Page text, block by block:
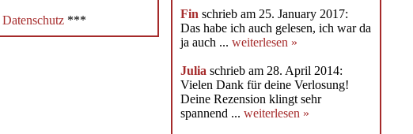
Datenschutz*** Finschrieb am 25. January 2017:
Das habe ich auch gelesen, ich war da
ja auch ...weiterlesen »
Julia schrieb am 28. April 2014:
Vielen Dank für deine Verlosung!
Deine Rezension klingt sehr
spannend ...weiterlesen »